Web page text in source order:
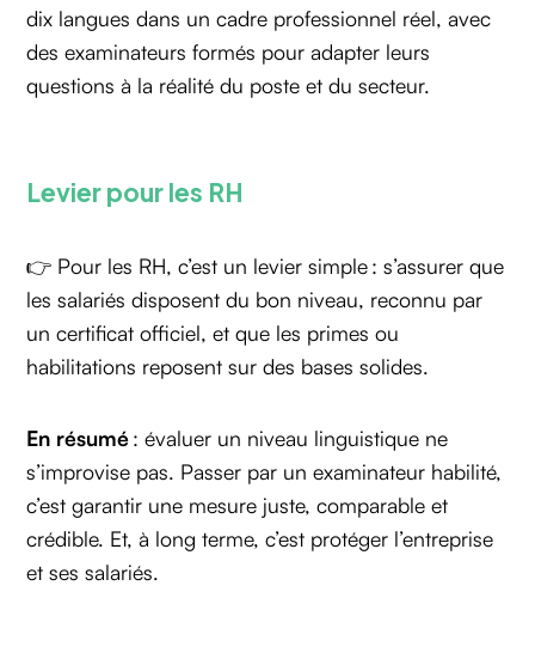
dix langues dans un cadre professionnel réel, avec
des examinateurs formés pour adapter leurs
questions à la réalité du poste et du secteur.
Levier pour les RH
👉 Pour les RH, c’est un levier simple : s’assurer que
les salariés disposent du bon niveau, reconnu par
un certificat officiel, et que les primes ou
habilitations reposent sur des bases solides.
En résumé: évaluer un niveau linguistique ne
s’improvise pas. Passer par un examinateur habilité,
c’est garantir une mesure juste, comparable et
crédible. Et, à long terme, c’est protéger l’entreprise
et ses salariés.